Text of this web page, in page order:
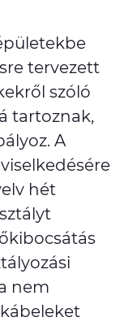
tervezett
szóló
tartoznak,
A
hét
nem